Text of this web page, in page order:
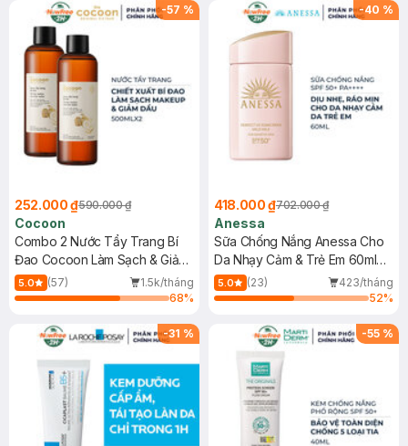
-57 %
252.000 ₫590.000 ₫
Cocoon
Combo 2 Nước Tẩy Trang Bí
Đao Cocoon Làm Sạch & Giảm
Dầu 500ml
5.0 (57)
1.5k/tháng
68%
-40 %
418.000 ₫702.000 ₫
Anessa
Sữa Chống Nắng Anessa Cho
Da Nhạy Cảm & Trẻ Em 60ml
(Mới)
5.0 (23)
423/tháng
52%
-31 % -55 %